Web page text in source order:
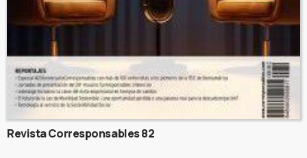
Revista Corresponsables 82